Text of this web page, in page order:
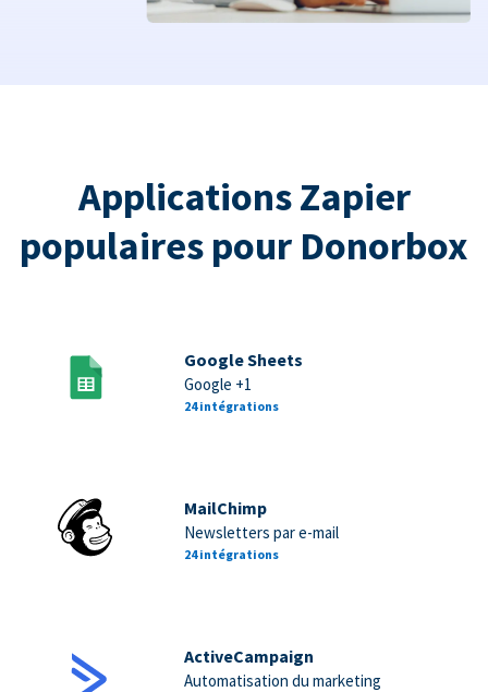
Applications Zapier
populaires pour Donorbox
Google Sheets
Google +1
24 intégrations
MailChimp
Newsletters par e-mail
24 intégrations
ActiveCampaign
Automatisation du marketing